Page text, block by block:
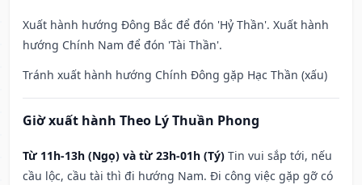
Xuất hành hướng Đông Bắc để đón 'Hỷ Thần'. Xuất hành
hướng Chính Nam để đón 'Tài Thần'.
Tránh xuất hành hướng Chính Đông gặp Hạc Thần (xấu)
Giờ xuất hành Theo Lý Thuần Phong
Từ 11h-13h (Ngọ) và từ 23h-01h (Tý) Tin vui sắp tới, nếu
cầu lộc, cầu tài thì đi hướng Nam. Đi công việc gặp gỡ có